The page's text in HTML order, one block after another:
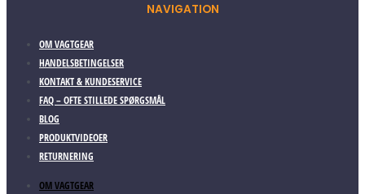
NAVIGATION
OM VAGTGEAR
HANDELSBETINGELSER
KONTAKT & KUNDESERVICE
FAQ – OFTE STILLEDE SPØRGSMÅL
BLOG
PRODUKTVIDEOER
RETURNERING
OM VAGTGEAR